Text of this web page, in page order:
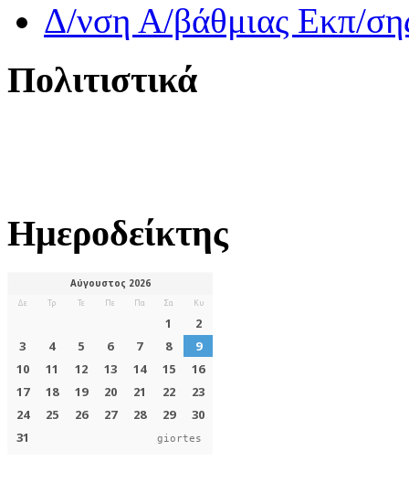
Δ/νση Α/βάθμιας Εκπ/
Πολιτιστικά
Ημεροδείκτης
giortes